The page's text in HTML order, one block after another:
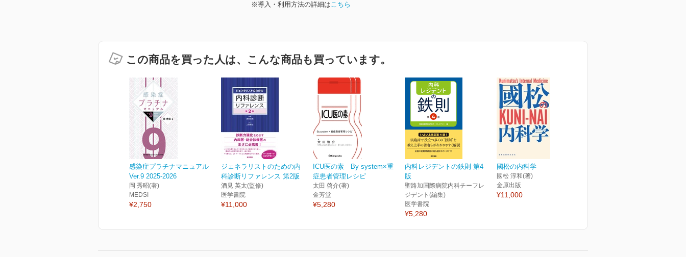
※導入・利用方法の詳細はこちら
この商品を買った人は、こんな商品も買っています。
感染症プラチナマニュアル
Ver.9 2025-2026
岡 秀昭(著)
MEDSI
¥2,750
ジェネラリストのための内
科診断リファレンス 第2版
酒見 英太(監修)
医学書院
¥11,000
ICU医の素 By system×重
症患者管理レシピ
太田 啓介(著)
金芳堂
¥5,280
内科レジデントの鉄則 第4
版
聖路加国際病院内科チーフレ
ジデント(編集)
医学書院
¥5,280
國松の内科学
國松 淳和(著)
金原出版
¥11,000